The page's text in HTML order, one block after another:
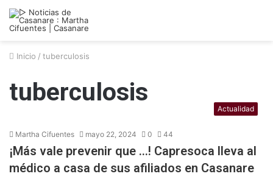
Inicio / tuberculosis
tuberculosis
Actualidad
Martha Cifuentes mayo 22, 2024 0 44
¡Más vale prevenir que …! Capresoca lleva al
médico a casa de sus afiliados en Casanare